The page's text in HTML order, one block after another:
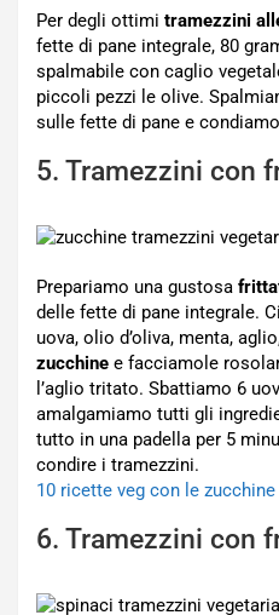
Per degli ottimi tramezzini
fette di pane integrale, 80
spalmabile con caglio
piccoli pezzi le olive.
sulle fette di pane e
5. Tramezzini con
Prepariamo una gustosa
delle fette di pane integrale.
uova, olio d’oliva, menta,
zucchine e facciamole
l’aglio tritato. Sbattiamo 6
amalgamiamo tutti gli
tutto in una padella per 5
condire i tramezzini.
10 ricette veg con le zucchine
6. Tramezzini con